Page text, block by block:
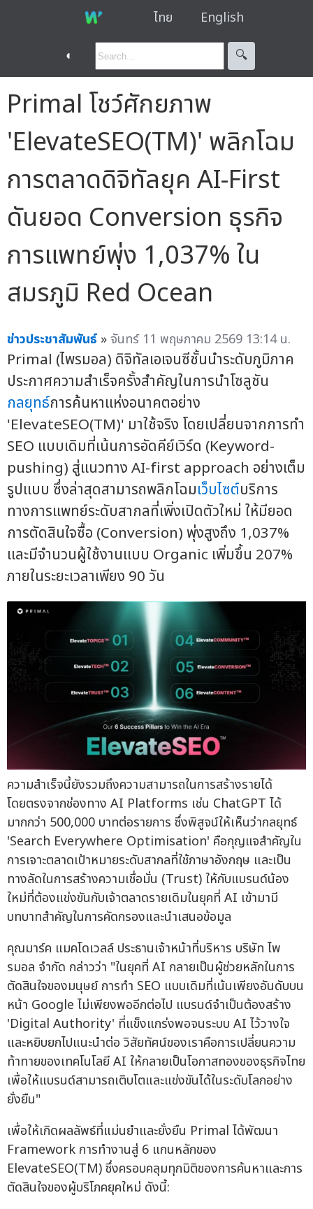
ไทย English
◐ 🔍︎
Primal โชว์ศักยภาพ
'ElevateSEO(TM)' พลิกโฉม
การตลาดดิจิทัลยุค AI-First
ดันยอด Conversion ธุรกิจ
การแพทย์พุ่ง 1,037% ใน
สมรภูมิ Red Ocean
ข่าวประชาสัมพันธ์ » จันทร์ 11 พฤษภาคม 2569 13:14 น.
Primal (ไพรมอล) ดิจิทัลเอเจนซีชั้นนำระดับภูมิภาค
ประกาศความสำเร็จครั้งสำคัญในการนำโซลูชัน
กลยุทธ์การค้นหาแห่งอนาคตอย่าง
'ElevateSEO(TM)' มาใช้จริง โดยเปลี่ยนจากการทำ
SEO แบบเดิมที่เน้นการอัดคีย์เวิร์ด (Keyword-
pushing) สู่แนวทาง AI-first approach อย่างเต็ม
รูปแบบ ซึ่งล่าสุดสามารถพลิกโฉมเว็บไซต์บริการ
ทางการแพทย์ระดับสากลที่เพิ่งเปิดตัวใหม่ ให้มียอด
การตัดสินใจซื้อ (Conversion) พุ่งสูงถึง 1,037%
และมีจำนวนผู้ใช้งานแบบ Organic เพิ่มขึ้น 207%
ภายในระยะเวลาเพียง 90 วัน
ความสำเร็จนี้ยังรวมถึงความสามารถในการสร้างรายได้
โดยตรงจากช่องทาง AI Platforms เช่น ChatGPT ได้
มากกว่า 500,000 บาทต่อรายการ ซึ่งพิสูจน์ให้เห็นว่ากลยุทธ์
'Search Everywhere Optimisation' คือกุญแจสำคัญใน
การเจาะตลาดเป้าหมายระดับสากลที่ใช้ภาษาอังกฤษ และเป็น
ทางลัดในการสร้างความเชื่อมั่น (Trust) ให้กับแบรนด์น้อง
ใหม่ที่ต้องแข่งขันกับเจ้าตลาดรายเดิมในยุคที่ AI เข้ามามี
บทบาทสำคัญในการคัดกรองและนำเสนอข้อมูล
คุณมาร์ค แมคโดเวลล์ ประธานเจ้าหน้าที่บริหาร บริษัท ไพ
รมอล จำกัด กล่าวว่า "ในยุคที่ AI กลายเป็นผู้ช่วยหลักในการ
ตัดสินใจของมนุษย์ การทำ SEO แบบเดิมที่เน้นเพียงอันดับบน
หน้า Google ไม่เพียงพออีกต่อไป แบรนด์จำเป็นต้องสร้าง
'Digital Authority' ที่แข็งแกร่งพอจนระบบ AI ไว้วางใจ
และหยิบยกไปแนะนำต่อ วิสัยทัศน์ของเราคือการเปลี่ยนความ
ท้าทายของเทคโนโลยี AI ให้กลายเป็นโอกาสทองของธุรกิจไทย
เพื่อให้แบรนด์สามารถเติบโตและแข่งขันได้ในระดับโลกอย่าง
ยั่งยืน"
เพื่อให้เกิดผลลัพธ์ที่แม่นยำและยั่งยืน Primal ได้พัฒนา
Framework การทำงานสู่ 6 แกนหลักของ
ElevateSEO(TM) ซึ่งครอบคลุมทุกมิติของการค้นหาและการ
ตัดสินใจของผู้บริโภคยุคใหม่ ดังนี้: